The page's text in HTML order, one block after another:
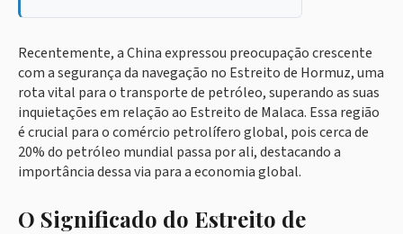
Recentemente, a China expressou preocupação crescente
com a segurança da navegação no Estreito de Hormuz, uma
rota vital para o transporte de petróleo, superando as suas
inquietações em relação ao Estreito de Malaca. Essa região
é crucial para o comércio petrolífero global, pois cerca de
20% do petróleo mundial passa por ali, destacando a
importância dessa via para a economia global.
O Significado do Estreito de